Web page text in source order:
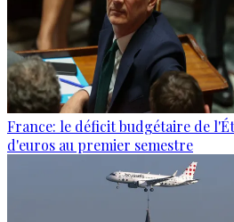
France: le déficit budgétaire de
d'euros au premier semestre